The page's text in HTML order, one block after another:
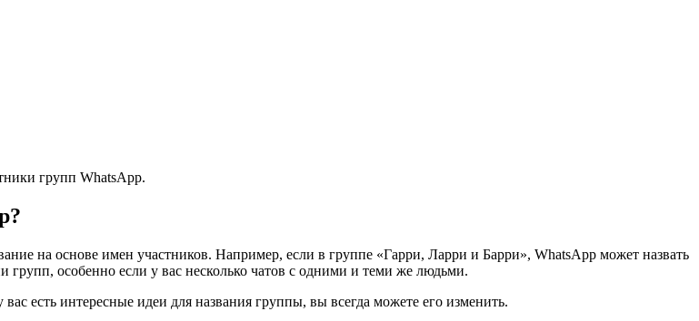
групп WhatsApp.
на основе имен участников. Например, если в группе «Гарри, Ларри и Барри», WhatsApp может назвать
особенно если у вас несколько чатов с одними и теми же людьми.
есть интересные идеи для названия группы, вы всегда можете его изменить.